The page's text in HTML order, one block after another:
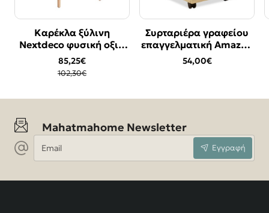
Bestseller
-17%
Καρέκλα ξύλινη
Nextdeco φυσική οξιά
Υ76χ53.3x57εκ.
85,25€
102,30€
Bestseller
Συρταριέρα γραφείου
επαγγελματική Amazon
pakoworld τροχήλατη
χρώμα sonoma
54,00€
Mahatmahome Newsletter
Email
Εγγραφή